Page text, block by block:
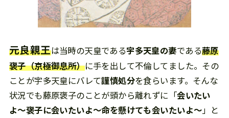
元良親王は当時の天皇である宇多天皇の妻である藤原
褒子（京極御息所）に手を出して不倫してました。その
ことが宇多天皇にバレて謹慎処分を食らいます。そんな
状況でも藤原褒子のことが頭から離れずに「会いたい
よ〜褒子に会いたいよ〜命を懸けても会いたいよ〜」と